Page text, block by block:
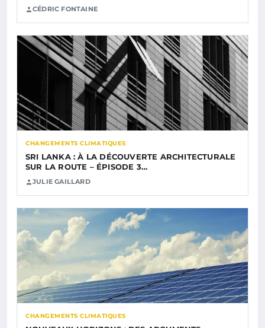
CÉDRIC FONTAINE
CHANGEMENTS CLIMATIQUES
SRI LANKA : À LA DÉCOUVERTE ARCHITECTURALE
SUR LA ROUTE – ÉPISODE 3…
JULIE GAILLARD
CHANGEMENTS CLIMATIQUES